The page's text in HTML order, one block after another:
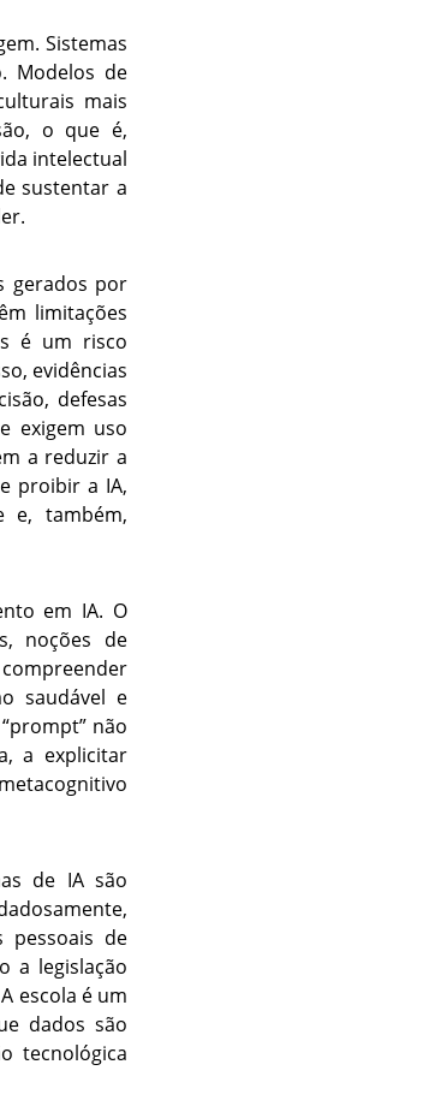
Sistemas
Modelos de
mais
o que é,
intelectual
sustentar a
gerados por
limitações
é um risco
evidências
defesas
exigem uso
a reduzir a
proibir a IA,
e, também,
em IA. O
noções de
saudável e
não
a explicitar
de IA são
pessoais de
a legislação
escola é um
dados são
tecnológica